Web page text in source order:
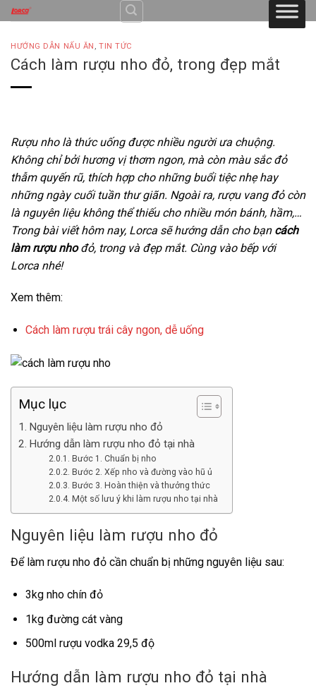
Skip
to
content
HƯỚNG DẪN NẤU ĂN ,TIN TỨC
Cách làm rượu nho đỏ, trong đẹp mắt
Rượu nho là thức uống được nhiều người ưa chuộng.
Không chỉ bởi hương vị thơm ngon, mà còn màu sắc đỏ
thẫm quyến rũ, thích hợp cho những buổi tiệc nhẹ hay
những ngày cuối tuần thư giãn. Ngoài ra, rượu vang đỏ còn
là nguyên liệu không thể thiếu cho nhiều món bánh, hầm,…
Trong bài viết hôm nay, Lorca sẽ hướng dẫn cho bạn cách
làm rượu nhođỏ, trong và đẹp mắt. Cùng vào bếp với
Lorca nhé!
Xem thêm:
Cách làm rượu trái cây ngon, dễ uống
Mục lục
Nguyên liệu làm rượu nho đỏ
Hướng dẫn làm rượu nho đỏ tại nhà
Bước 1. Chuẩn bị nho
Bước 2. Xếp nho và đường vào hũ ủ
Bước 3. Hoàn thiện và thưởng thức
Một số lưu ý khi làm rượu nho tại nhà
Nguyên liệu làm rượu nho đỏ
Để làm rượu nho đỏ cần chuẩn bị những nguyên liệu sau:
3kg nho chín đỏ
1kg đường cát vàng
500ml rượu vodka 29,5 độ
Hướng dẫn làm rượu nho đỏ tại nhà